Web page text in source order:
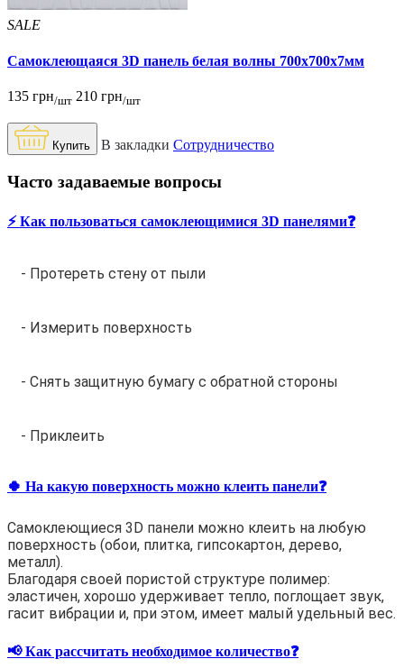
SALE
Самоклеющаяся 3D панель белая волны 700x700x7мм
135 грн/шт 210 грн/шт
Купить В закладки Сотрудничество
Часто задаваемые вопросы
⚡️ Как пользоваться самоклеющимися 3D панелями❓
- Протереть стену от пыли
- Измерить поверхность
- Снять защитную бумагу с обратной стороны
- Приклеить
🍀 На какую поверхность можно клеить панели❓
Самоклеющиеся 3D панели можно клеить на любую
поверхность (обои, плитка, гипсокартон, дерево,
металл).
Благодаря своей пористой структуре полимер:
эластичен, хорошо удерживает тепло, поглощает звук,
гасит вибрации и, при этом, имеет малый удельный вес.
📢 Как рассчитать необходимое количество❓